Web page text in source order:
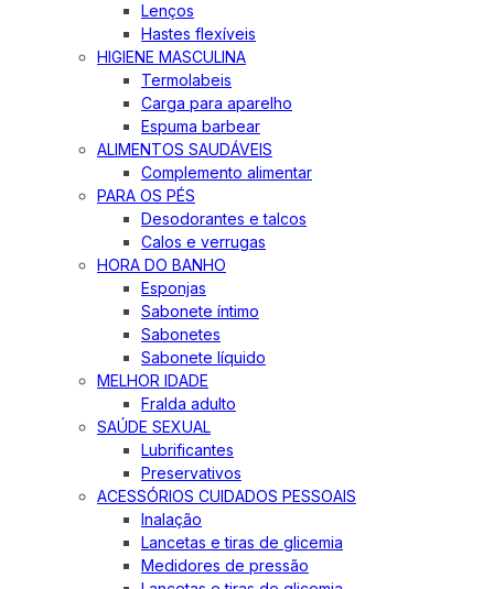
Lenços
Hastes flexíveis
HIGIENE MASCULINA
Termolabeis
Carga para aparelho
Espuma barbear
ALIMENTOS SAUDÁVEIS
Complemento alimentar
PARA OS PÉS
Desodorantes e talcos
Calos e verrugas
HORA DO BANHO
Esponjas
Sabonete íntimo
Sabonetes
Sabonete líquido
MELHOR IDADE
Fralda adulto
SAÚDE SEXUAL
Lubrificantes
Preservativos
ACESSÓRIOS CUIDADOS PESSOAIS
Inalação
Lancetas e tiras de glicemia
Medidores de pressão